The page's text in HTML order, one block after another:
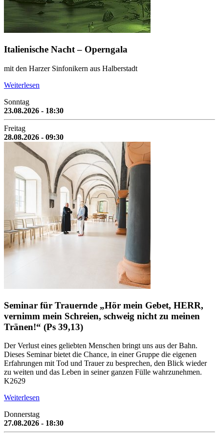
Italienische Nacht – Operngala
mit den Harzer Sinfonikern aus Halberstadt
Weiterlesen
Sonntag
23.08.2026 - 18:30
Freitag
28.08.2026 - 09:30
Seminar für Trauernde „Hör mein Gebet, HERR,
vernimm mein Schreien, schweig nicht zu meinen
Tränen!“ (Ps 39,13)
Der Verlust eines geliebten Menschen bringt uns aus der Bahn.
Dieses Seminar bietet die Chance, in einer Gruppe die eigenen
Erfahrungen mit Tod und Trauer zu besprechen, den Blick wieder
zu weiten und das Leben in seiner ganzen Fülle wahrzunehmen.
K2629
Weiterlesen
Donnerstag
27.08.2026 - 18:30